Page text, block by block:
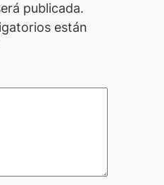
publicada.
están